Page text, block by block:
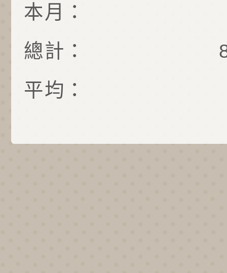
本月：
總計：
平均：